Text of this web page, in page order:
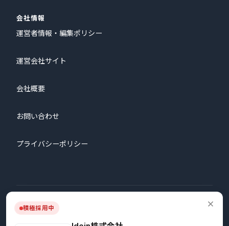
積極採用中
会社情報
運営者情報・編集ポリシー
運営会社サイト
会社概要
お問い合わせ
プライバシーポリシー